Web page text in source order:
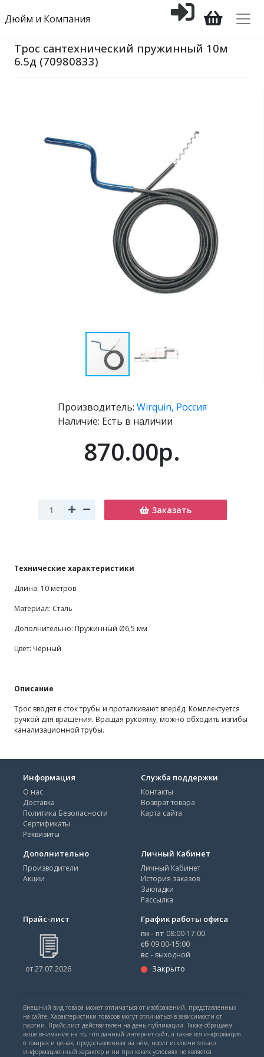
Дюйм и Компания
Трос сантехнический пружинный 10м
6.5д (70980833)
Производитель: Wirquin, Россия
Наличие: Есть в наличии
870.00р.
Заказать
Технические характеристики
Длина: 10 метров
Материал: Сталь
Дополнительно: Пружинный Ø6,5 мм
Цвет: Чёрный
Описание
Трос вводят в сток трубы и проталкивают вперёд. Комплектуется
ручкой для вращения. Вращая рукоятку, можно обходить изгибы
канализационной трубы.
Информация
О нас
Доставка
Политика Безопасности
Сертификаты
Реквизиты
Служба поддержки
Контакты
Возврат товара
Карта сайта
Дополнительно
Производители
Акции
Личный Кабинет
Личный Кабинет
История заказов
Закладки
Рассылка
Прайс-лист
от 27.07.2026
График работы офиса
пн - пт 08:00-17:00
сб 09:00-15:00
вс - выходной
Закрыто
Внешний вид товара может отличаться от изображений, представленных
на сайте. Характеристики товаров могут отличаться в зависимости от
партии. Прайс-лист действителен на день публикации. Также обращаем
ваше внимание на то, что данный интернет-сайт, а также вся информация
о товарах и ценах, предоставленная на нём, носит исключительно
информационный характер и ни при каких условиях не является